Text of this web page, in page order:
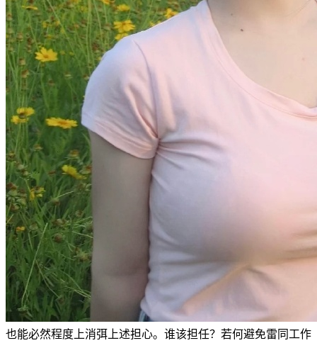
也能必然程度上消弭上述担心。谁该担任？若何避免雷同工作